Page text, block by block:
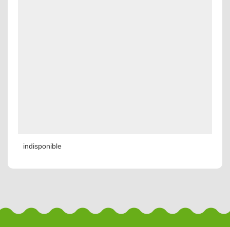
indisponible